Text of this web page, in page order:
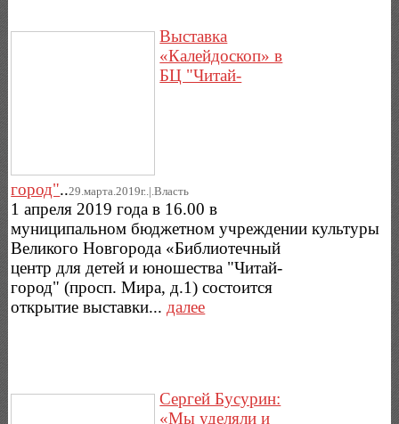
Выставка
«Калейдоскоп» в
БЦ "Читай-
город"..29.марта.2019г..|.Власть
1 апреля 2019 года в 16.00 в
муниципальном бюджетном учреждении культуры
Великого Новгорода «Библиотечный
центр для детей и юношества "Читай-
город" (просп. Мира, д.1) состоится
открытие выставки... далее
Сергей Бусурин:
«Мы уделяли и